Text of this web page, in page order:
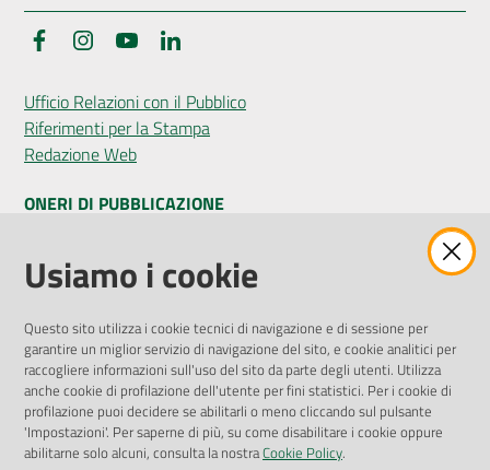
FacebookInstagramYouTube
Ufficio Relazioni con il Pubblico
Riferimenti per la Stampa
Redazione Web
ONERI DI PUBBLICAZIONE
Amministrazione Trasparente
Pubblicità legale
Privacy Policy
Attuazione Misure PNRR
Liste di Attesa
ENTI, IMPRESE E PARTNER
Usiamo i cookie
Questo sito utilizza i cookie tecnici di navigazione e di sessione per
garantire un miglior servizio di navigazione del sito, e cookie analitici per
raccogliere informazioni sull'uso del sito da parte degli utenti. Utilizza
anche cookie di profilazione dell'utente per fini statistici. Per i cookie di
profilazione puoi decidere se abilitarli o meno cliccando sul pulsante
'Impostazioni'. Per saperne di più, su come disabilitare i cookie oppure
abilitarne solo alcuni, consulta la nostraCookie Policy.